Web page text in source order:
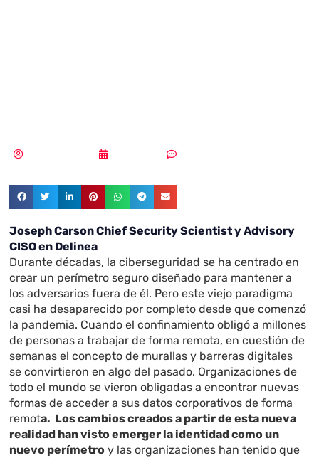
Joseph Carson Chief Security Scientist y Advisory
CISO en Delinea
Durante décadas, la ciberseguridad se ha centrado en
crear un perímetro seguro diseñado para mantener a
los adversarios fuera de él. Pero este viejo paradigma
casi ha desaparecido por completo desde que comenzó
la pandemia. Cuando el confinamiento obligó a millones
de personas a trabajar de forma remota, en cuestión de
semanas el concepto de murallas y barreras digitales
se convirtieron en algo del pasado. Organizaciones de
todo el mundo se vieron obligadas a encontrar nuevas
formas de acceder a sus datos corporativos de forma
remota. Los cambios creados a partir de esta nueva
realidad han visto emerger la identidad como un
nuevo perímetro y las organizaciones han tenido que